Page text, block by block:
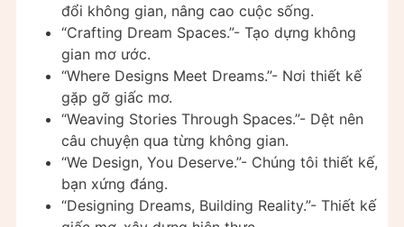
đổi không gian, nâng cao cuộc sống.
“Crafting Dream Spaces.”- Tạo dựng không
gian mơ ước.
“Where Designs Meet Dreams.”- Nơi thiết kế
gặp gỡ giấc mơ.
“Weaving Stories Through Spaces.”- Dệt nên
câu chuyện qua từng không gian.
“We Design, You Deserve.”- Chúng tôi thiết kế,
bạn xứng đáng.
“Designing Dreams, Building Reality.”- Thiết kế